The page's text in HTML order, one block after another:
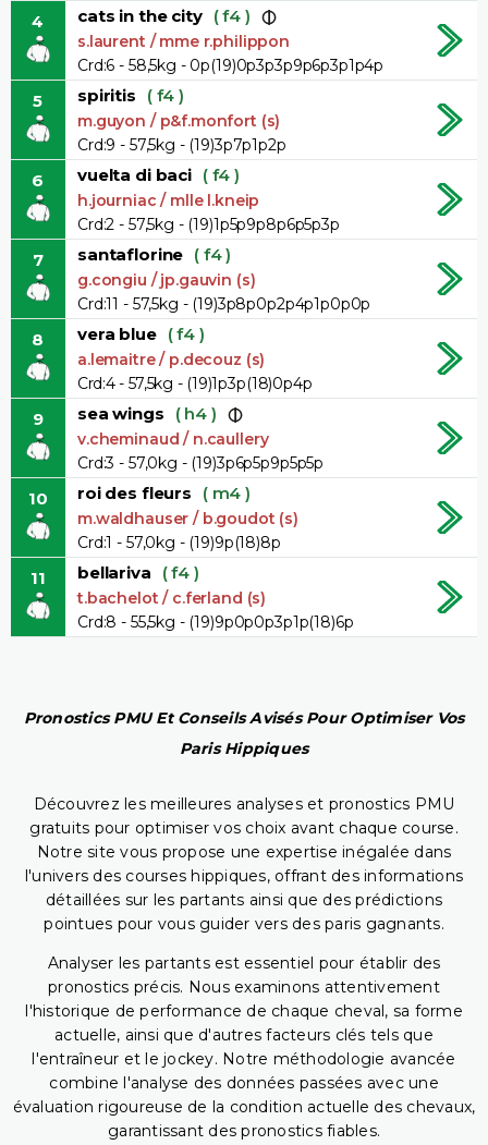
4 cats in the city ( f4 )
s.laurent / mme r.philippon
Crd:6 - 58,5kg - 0p(19)0p3p3p9p6p3p1p4p
5 spiritis ( f4 )
m.guyon / p&f.monfort (s)
Crd:9 - 57,5kg - (19)3p7p1p2p
6 vuelta di baci ( f4 )
h.journiac / mlle l.kneip
Crd:2 - 57,5kg - (19)1p5p9p8p6p5p3p
7 santaflorine ( f4 )
g.congiu / jp.gauvin (s)
Crd:11 - 57,5kg - (19)3p8p0p2p4p1p0p0p
8 vera blue ( f4 )
a.lemaitre / p.decouz (s)
Crd:4 - 57,5kg - (19)1p3p(18)0p4p
9 sea wings ( h4 )
v.cheminaud / n.caullery
Crd:3 - 57,0kg - (19)3p6p5p9p5p5p
10 roi des fleurs ( m4 )
m.waldhauser / b.goudot (s)
Crd:1 - 57,0kg - (19)9p(18)8p
11 bellariva ( f4 )
t.bachelot / c.ferland (s)
Crd:8 - 55,5kg - (19)9p0p0p3p1p(18)6p
Pronostics PMU Et Conseils Avisés Pour Optimiser Vos
Paris Hippiques
Découvrez les meilleures analyses et pronostics PMU
gratuits pour optimiser vos choix avant chaque course.
Notre site vous propose une expertise inégalée dans
l'univers des courses hippiques, offrant des informations
détaillées sur les partants ainsi que des prédictions
pointues pour vous guider vers des paris gagnants.
Analyser les partants est essentiel pour établir des
pronostics précis. Nous examinons attentivement
l'historique de performance de chaque cheval, sa forme
actuelle, ainsi que d'autres facteurs clés tels que
l'entraîneur et le jockey. Notre méthodologie avancée
combine l'analyse des données passées avec une
évaluation rigoureuse de la condition actuelle des chevaux,
garantissant des pronostics fiables.